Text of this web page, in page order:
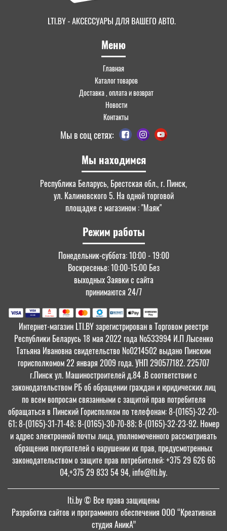
Мы находимся
Республика Беларусь, Брестская обл., г. Пинск,
ул. Калиновского 5. На одной торговой
площадке с магазином : "Маяк"
Режим работы
Понедельник-суббота: 10:00 - 19:00
Воскресенье: 10:00-15:00 Без
выходных Заявки с сайта
принимаются 24/7
Меню
Главная
Каталог товаров
Доставка , оплата и возврат
Новости
Контакты
Мы в соц сетях:
Интернет-магазин LTI.BY зарегистрирован в Торговом реестре
Республики Беларусь 18 мая 2022 года №533994 И.П Лысенко
Татьяна Ивановна свидетельство №0214502 выдано Пинским
горисполкомом 22 января 2009 года. УНП 290577182. 225707
г.Пинск ул. Машиностроителей д.84 .В соответствии с
законодательством РБ об обращении граждан и юридических лиц
по всем вопросам связанными с защитой прав потребителя
обращаться в Пинский Горисполком по телефонам: 8-(0165)-32-20-
61; 8-(0165)-31-71-48; 8-(0165)-30-70-88; 8-(0165)-32-23-92. Номер
и адрес электронной почты лица, уполномоченного рассматривать
обращения покупателей о нарушении их прав, предусмотренных
законодательством о защите прав потребителей: +375 29 626 66
04,+375 29 833 54 94, info@lti.by.
lti.by© Все права защищены
Разработка сайтов и программного обеспечения ООО “Креативная
студия АникА”